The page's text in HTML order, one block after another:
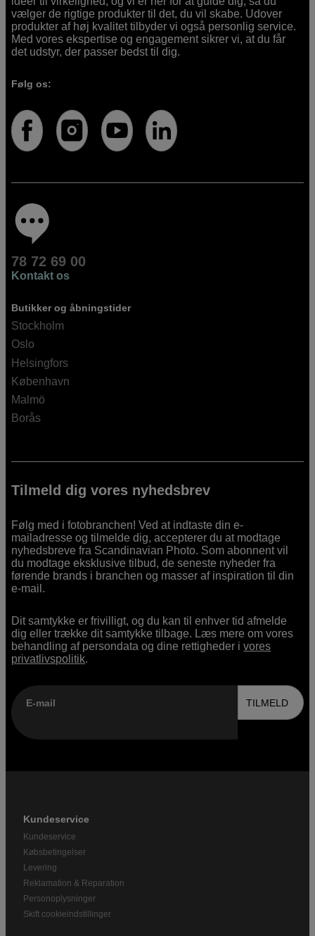
vælger de rigtige produkter til det, du vil skabe. Udover
produkter af høj kvalitet tilbyder vi også personlig service.
Med vores ekspertise og engagement sikrer vi, at du får
det udstyr, der passer bedst til dig.
Følg os:
78 72 69 00
Kontakt os
Butikker og åbningstider
Stockholm
Oslo
Helsingfors
København
Malmö
Borås
Tilmeld dig vores nyhedsbrev
Følg med i fotobranchen! Ved at indtaste din e-
mailadresse og tilmelde dig, accepterer du at modtage
nyhedsbreve fra Scandinavian Photo. Som abonnent vil
du modtage eksklusive tilbud, de seneste nyheder fra
førende brands i branchen og masser af inspiration til din
e-mail.
Dit samtykke er frivilligt, og du kan til enhver tid afmelde
dig eller trække dit samtykke tilbage. Læs mere om vores
behandling af persondata og dine rettigheder ivores
privatlivspolitik.
E-mail TILMELD
Kundeservice
Kundeservice
Købsbetingelser
Levering
Reklamation & Reparation
Personoplysninger
Skift cookieindstillinger